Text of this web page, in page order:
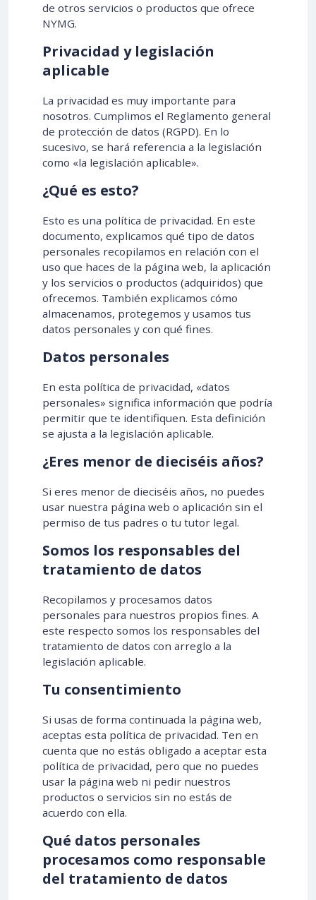
de otros servicios o productos que ofrece
NYMG.
Privacidad y legislación
aplicable
La privacidad es muy importante para
nosotros. Cumplimos el Reglamento general
de protección de datos (RGPD). En lo
sucesivo, se hará referencia a la legislación
como «la legislación aplicable».
¿Qué es esto?
Esto es una política de privacidad. En este
documento, explicamos qué tipo de datos
personales recopilamos en relación con el
uso que haces de la página web, la aplicación
y los servicios o productos (adquiridos) que
ofrecemos. También explicamos cómo
almacenamos, protegemos y usamos tus
datos personales y con qué fines.
Datos personales
En esta política de privacidad, «datos
personales» significa información que podría
permitir que te identifiquen. Esta definición
se ajusta a la legislación aplicable.
¿Eres menor de dieciséis años?
Si eres menor de dieciséis años, no puedes
usar nuestra página web o aplicación sin el
permiso de tus padres o tu tutor legal.
Somos los responsables del
tratamiento de datos
Recopilamos y procesamos datos
personales para nuestros propios fines. A
este respecto somos los responsables del
tratamiento de datos con arreglo a la
legislación aplicable.
Tu consentimiento
Si usas de forma continuada la página web,
aceptas esta política de privacidad. Ten en
cuenta que no estás obligado a aceptar esta
política de privacidad, pero que no puedes
usar la página web ni pedir nuestros
productos o servicios sin no estás de
acuerdo con ella.
Qué datos personales
procesamos como responsable
del tratamiento de datos